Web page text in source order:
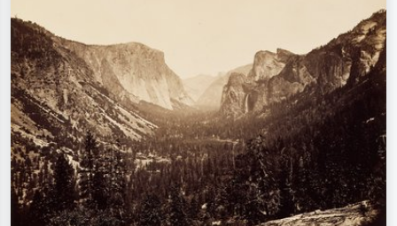
impressionnisme, vague de Hokusai,
tableau sombre, nu debout près d'un